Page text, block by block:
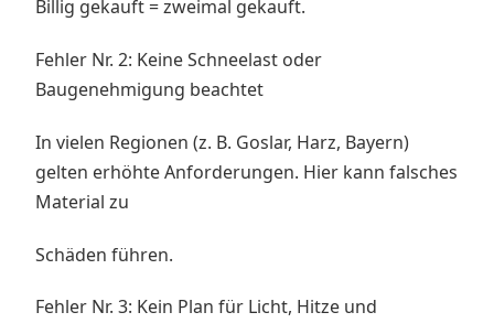
Billig gekauft = zweimal gekauft.
Fehler Nr. 2: Keine Schneelast oder
Baugenehmigung beachtet
In vielen Regionen (z. B. Goslar, Harz, Bayern)
gelten erhöhte Anforderungen. Hier kann falsches
Material zu
Schäden führen.
Fehler Nr. 3: Kein Plan für Licht, Hitze und